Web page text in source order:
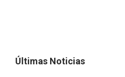
Últimas Noticias